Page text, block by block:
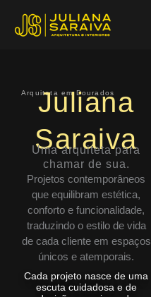
Arquiteta em Dourados
Juliana
Saraiva
Uma arquiteta para
chamar de sua.
Projetos contemporâneos
que equilibram estética,
conforto e funcionalidade,
traduzindo o estilo de vida
de cada cliente em espaços
únicos e atemporais.
Cada projeto nasce de uma
escuta cuidadosa e de